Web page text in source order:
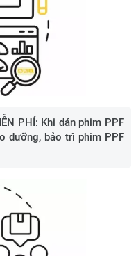
PHÍ: Khi dán phim PPF
dưỡng, bảo trì phim PPF